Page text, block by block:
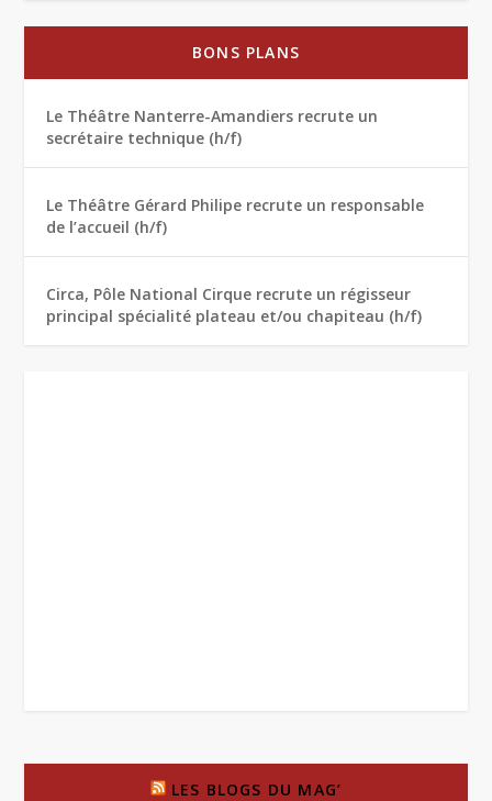
BONS PLANS
Le Théâtre Nanterre-Amandiers recrute un
secrétaire technique (h/f)
Le Théâtre Gérard Philipe recrute un responsable
de l’accueil (h/f)
Circa, Pôle National Cirque recrute un régisseur
principal spécialité plateau et/ou chapiteau (h/f)
LES BLOGS DU MAG’